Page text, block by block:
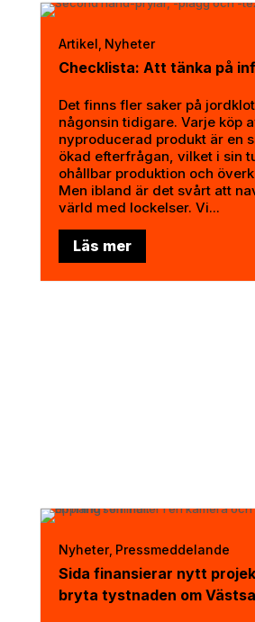
Artikel Nyheter
Checklista: Att tänka på
Det finns fler saker på
någonsin tidigare. Varje köp
nyproducerad produkt är en
ökad efterfrågan, vilket i sin
ohållbar produktion och
Men ibland är det svårt att
värld med lockelser. Vi...
Läs mer
Nyheter, Pressmeddelande
Sida finansierar nytt
bryta tystnaden om